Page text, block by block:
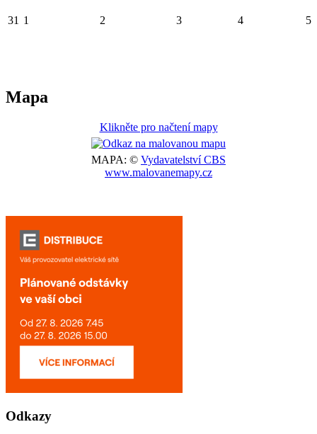
31 1 2 3 4 5
Mapa
Klikněte pro načtení mapy
MAPA: © Vydavatelství CBS
www.malovanemapy.cz
Odkazy